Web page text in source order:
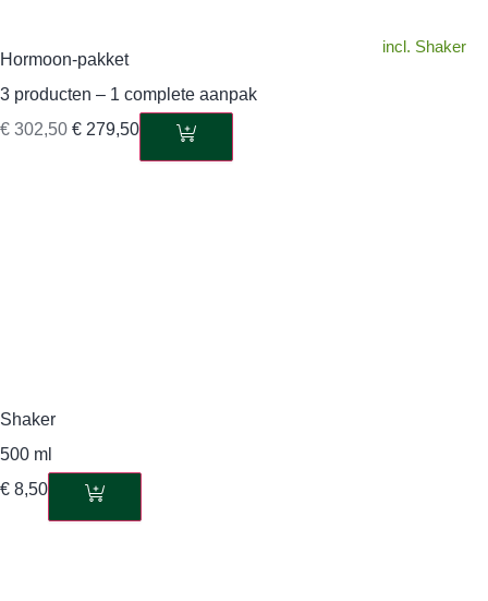
incl. Shaker
Hormoon-pakket
3 producten – 1 complete aanpak
€ 302,50 € 279,50
Shaker
500 ml
€ 8,50